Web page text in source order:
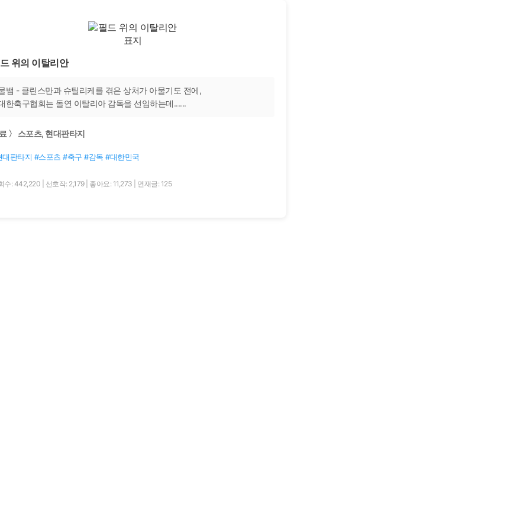
위의 이탈리안
뱀 - 클린스만과 슈틸리케를 겪은 상처가 아물기도 전에,
한축구협회는 돌연 이탈리아 감독을 선임하는데......
〉 스포츠, 현대판타지
대판타지 #스포츠 #축구 #감독 #대한민국
수: 442,220 선호작: 2,179 좋아요: 11,273 연재글: 125